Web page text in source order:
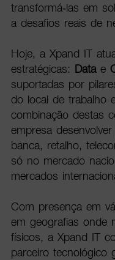
transformá-las em
a desafios reais de
Hoje, a Xpand IT
estratégicas: Datae
suportadas por
do local de trabalho
combinação destas
empresa
banca, retalho,
só no mercado
mercados
Com presença em
em geografias onde
físicos, a Xpand IT
parceiro tecnológico